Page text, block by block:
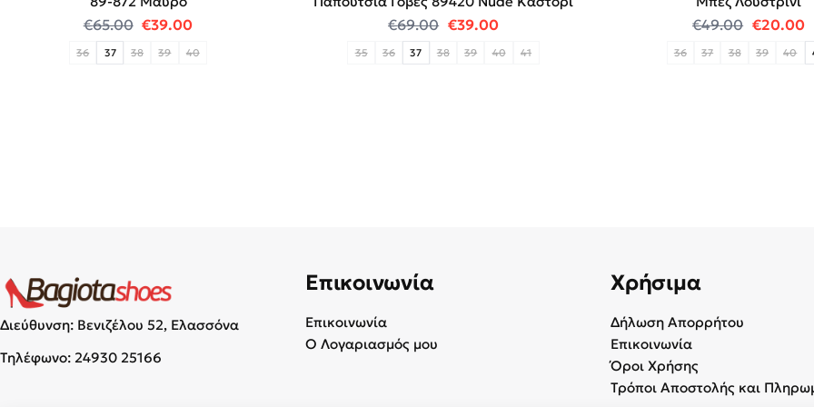
€65.00 Original price was: €65.00.
€39.00Η τρέχουσα τιμή είναι: €39.00.
36 37 38 39 40
€69.00 Original price was: €69.00.
€39.00Η τρέχουσα τιμή είναι: €39.00.
35 36 37 38 39 40 41
€49.00 Original
€20.00
36 37 38 39 40
Διεύθυνση: Βενιζέλου 52, Ελασσόνα
Τηλέφωνο: 24930 25166
Επικοινωνία
Επικοινωνία
Ο Λογαριασμός μου
Χρήσιμα
Δήλωση Απορρήτου
Επικοινωνία
Όροι Χρήσης
Τρόποι Αποστολής και